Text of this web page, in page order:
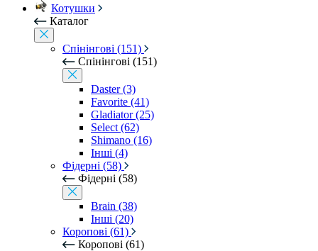
Котушки
Каталог
Спінінгові (151)
Спінінгові (151)
Daster (3)
Favorite (41)
Gladiator (25)
Select (62)
Shimano (16)
Інші (4)
Фідерні (58)
Фідерні (58)
Brain (38)
Інші (20)
Коропові (61)
Коропові (61)